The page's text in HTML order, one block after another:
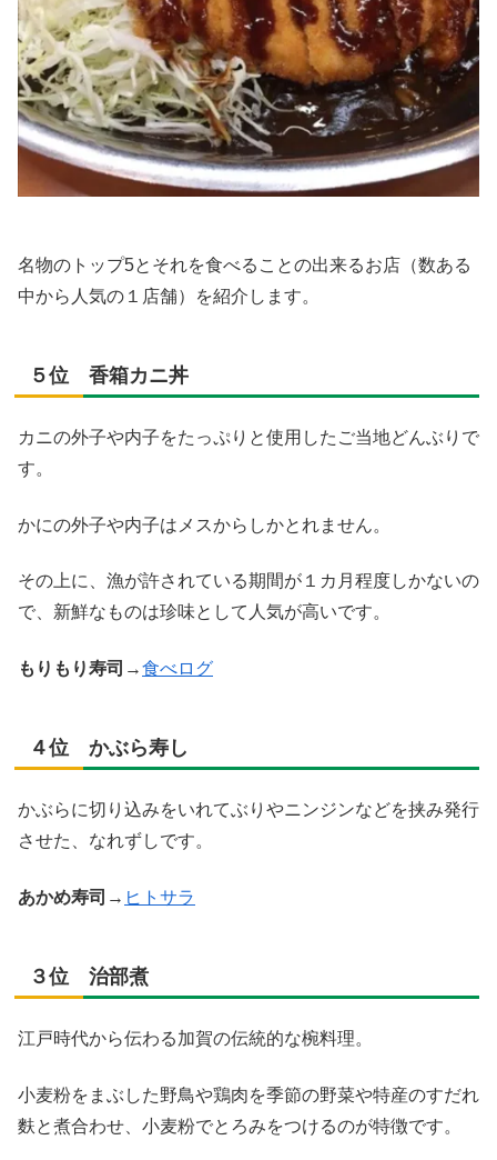
名物のトップ5とそれを食べることの出来るお店（数ある
中から人気の１店舗）を紹介します。
５位 香箱カニ丼
カニの外子や内子をたっぷりと使用したご当地どんぶりで
す。
かにの外子や内子はメスからしかとれません。
その上に、漁が許されている期間が１カ月程度しかないの
で、新鮮なものは珍味として人気が高いです。
もりもり寿司 →食べログ
４位 かぶら寿し
かぶらに切り込みをいれてぶりやニンジンなどを挟み発行
させた、なれずしです。
あかめ寿司 → ヒトサラ
３位 治部煮
江戸時代から伝わる加賀の伝統的な椀料理。
小麦粉をまぶした野鳥や鶏肉を季節の野菜や特産のすだれ
麩と煮合わせ、小麦粉でとろみをつけるのが特徴です。